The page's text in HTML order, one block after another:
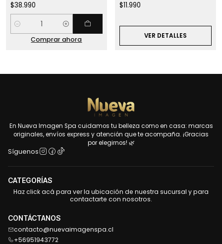
$38.990
Cantidad
Comprar ahora
$11.990
VER DETALLES
En Nueva Imagen Spa cuidamos tu belleza como en casa: marcas
originales, envíos express y atención que te acompaña. ¡Gracias
por elegirnos! 🌿
Síguenos
CATEGORÍAS
Haz click acá para ver la ubicación de nuestra sucursal y para
contactarte con nosotros.
CONTÁCTANOS
contacto@nuevaimagenspa.cl
+56951943772